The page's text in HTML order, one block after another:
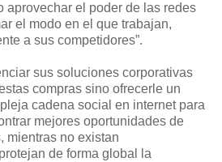
aprovechar el poder de las redes
el modo en el que trabajan,
a sus competidores”.
sus soluciones corporativas
compras sino ofrecerle un
cadena social en internet para
mejores oportunidades de
mientras no existan
de forma global la